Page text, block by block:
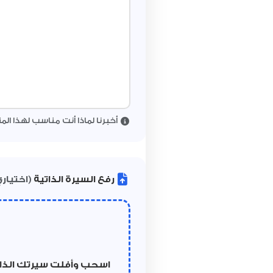
أخبرنا لماذا أنت مناسب لهذا
رفع السيرة الذاتية
اسحب وأفلت سيرتك